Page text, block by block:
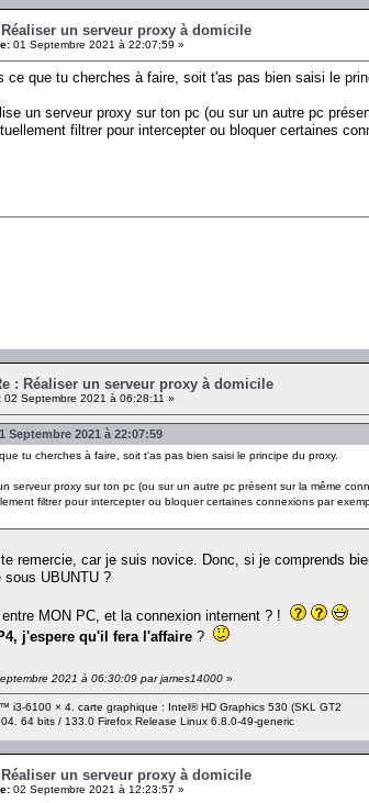
Réaliser un serveur proxy à domicile
01 Septembre 2021 à 22:07:59 »
ce que tu cherches à faire, soit t'as pas bien saisi le
un serveur proxy sur ton pc (ou sur un autre pc
filtrer pour intercepter ou bloquer certaines
: Réaliser un serveur proxy à domicile
02 Septembre 2021 à 06:28:11 »
2021 à 22:07:59
tu cherches à faire, soit t'as pas bien saisi le principe du proxy.
serveur proxy sur ton pc (ou sur un autre pc présent sur la même
filtrer pour intercepter ou bloquer certaines connexions par
remercie, car je suis novice. Donc, si je comprends
sous UBUNTU ?
entre MON PC, et la connexion internent ? !
j'espere qu'il fera l'affaire ?
2021 à 06:30:09 par james14000 »
i3-6100 × 4. carte graphique : Intel® HD Graphics 530 (SKL GT2
64 bits / 133.0 Firefox Release Linux 6.8.0-49-generic
Réaliser un serveur proxy à domicile
02 Septembre 2021 à 12:23:57 »